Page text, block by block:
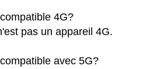
4G?
pas un appareil 4G.
avec 5G?